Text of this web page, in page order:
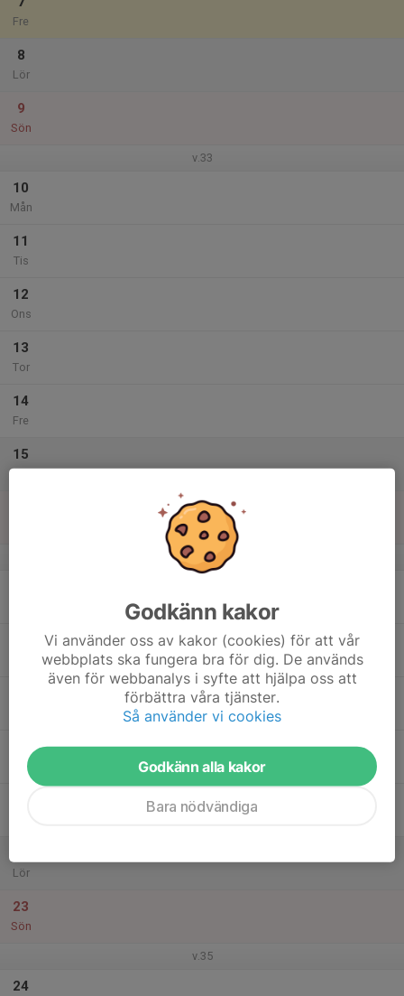
Fre
8
Lör
9
Sön
v.33
10
Mån
11
Tis
12
Ons
13
Tor
14
Fre
15
v.34
Tor
Lör
23
Sön
v.35
24
Godkänn kakor
Vi använder oss av kakor (cookies) för att vår
webbplats ska fungera bra för dig. De används
även för webbanalys i syfte att hjälpa oss att
förbättra våra tjänster.
Så använder vi cookies
Godkänn alla kakor
Bara nödvändiga